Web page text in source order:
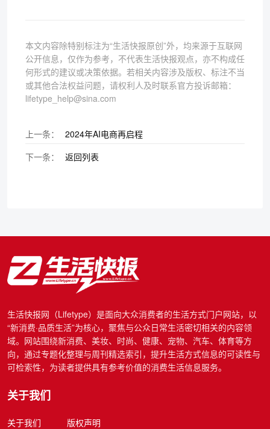
本文内容除特别标注为“生活快报原创”外，均来源于互联网
公开信息，仅作为参考，不代表生活快报观点，亦不构成任
何形式的建议或决策依据。若相关内容涉及版权、标注不当
或其他合法权益问题，请权利人及时联系官方投诉邮箱：
lifetype_help@sina.com
上一条：
2024年AI电商再启程
下一条：
返回列表
生活快报网（Lifetype）是面向大众消费者的生活方式门户网站，以
“新消费·品质生活”为核心，聚焦与公众日常生活密切相关的内容领
域。网站围绕新消费、美妆、时尚、健康、宠物、汽车、体育等方
向，通过专题化整理与周刊精选索引，提升生活方式信息的可读性与
可检索性，为读者提供具有参考价值的消费生活信息服务。
关于我们
关于我们
版权声明